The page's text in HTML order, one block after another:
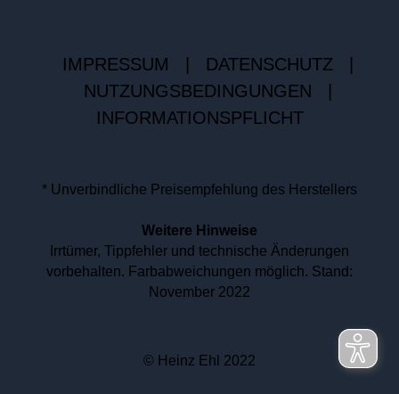
IMPRESSUM DATENSCHUTZ
NUTZUNGSBEDINGUNGEN
INFORMATIONSPFLICHT
* Unverbindliche Preisempfehlung des Herstellers
Weitere Hinweise
Irrtümer, Tippfehler und technische Änderungen
vorbehalten. Farbabweichungen möglich. Stand:
November 2022
© Heinz Ehl 2022